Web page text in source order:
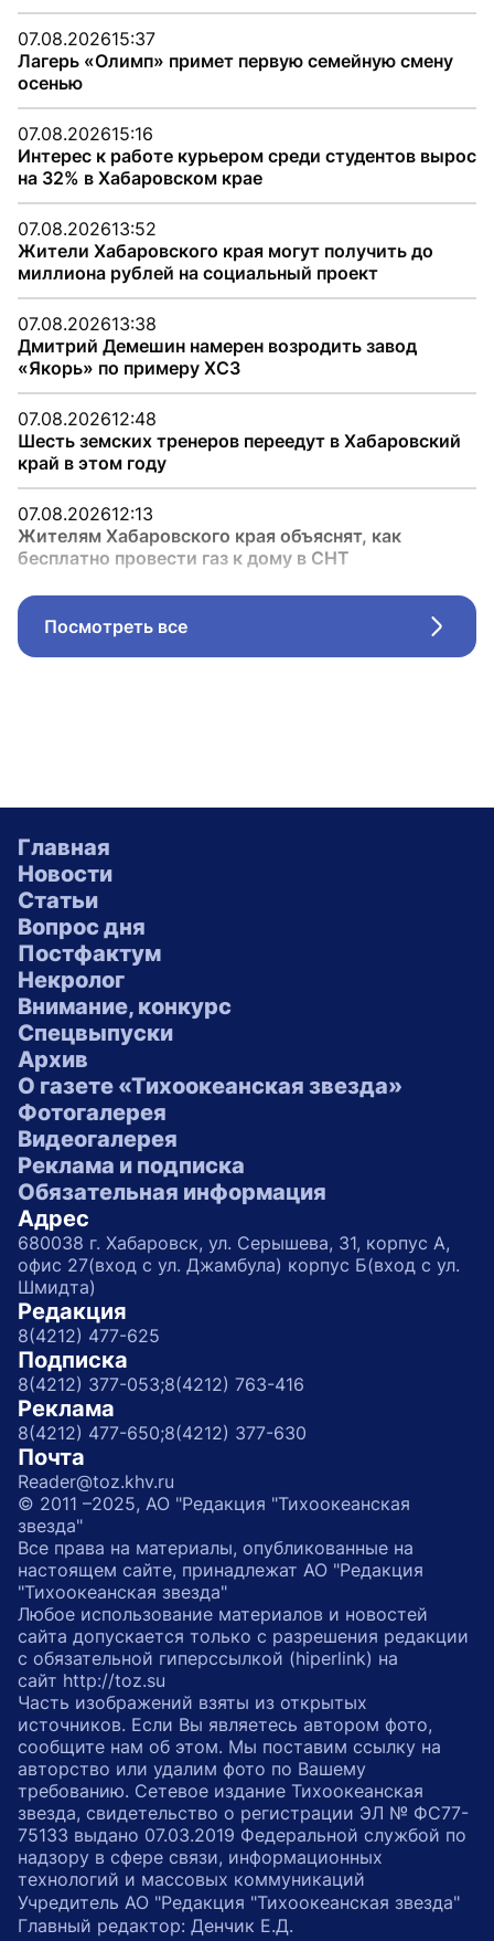
07.08.202615:37
Лагерь «Олимп» примет первую семейную смену
осенью
07.08.202615:16
Интерес к работе курьером среди студентов вырос
на 32% в Хабаровском крае
07.08.202613:52
Жители Хабаровского края могут получить до
миллиона рублей на социальный проект
07.08.202613:38
Дмитрий Демешин намерен возродить завод
«Якорь» по примеру ХСЗ
07.08.202612:48
Шесть земских тренеров переедут в Хабаровский
край в этом году
07.08.202612:13
Жителям Хабаровского края объяснят, как
бесплатно провести газ к дому в СНТ
Посмотреть все
Главная
Новости
Статьи
Вопрос дня
Постфактум
Некролог
Внимание, конкурс
Спецвыпуски
Архив
О газете «Тихоокеанская звезда»
Фотогалерея
Видеогалерея
Реклама и подписка
Обязательная информация
Адрес
680038 г. Хабаровск, ул. Серышева, 31, корпус А,
офис 27(вход с ул. Джамбула) корпус Б(вход с ул.
Шмидта)
Редакция
8(4212) 477-625
Подписка
8(4212) 377-053;8(4212) 763-416
Реклама
8(4212) 477-650;8(4212) 377-630
Почта
Reader@toz.khv.ru
© 2011 –2025, АО "Редакция "Тихоокеанская
звезда"
Все права на материалы, опубликованные на
настоящем сайте, принадлежат АО "Редакция
"Тихоокеанская звезда"
Любое использование материалов и новостей
сайта допускается только с разрешения редакции
с обязательной гиперссылкой (hiperlink) на
сайт http://toz.su
Часть изображений взяты из открытых
источников. Если Вы являетесь автором фото,
сообщите нам об этом. Мы поставим ссылку на
авторство или удалим фото по Вашему
требованию. Сетевое издание Тихоокеанская
звезда, свидетельство о регистрации ЭЛ № ФС77-
75133 выдано 07.03.2019 Федеральной службой по
надзору в сфере связи, информационных
технологий и массовых коммуникаций
Учредитель АО "Редакция "Тихоокеанская звезда"
Главный редактор: Денчик Е.Д.